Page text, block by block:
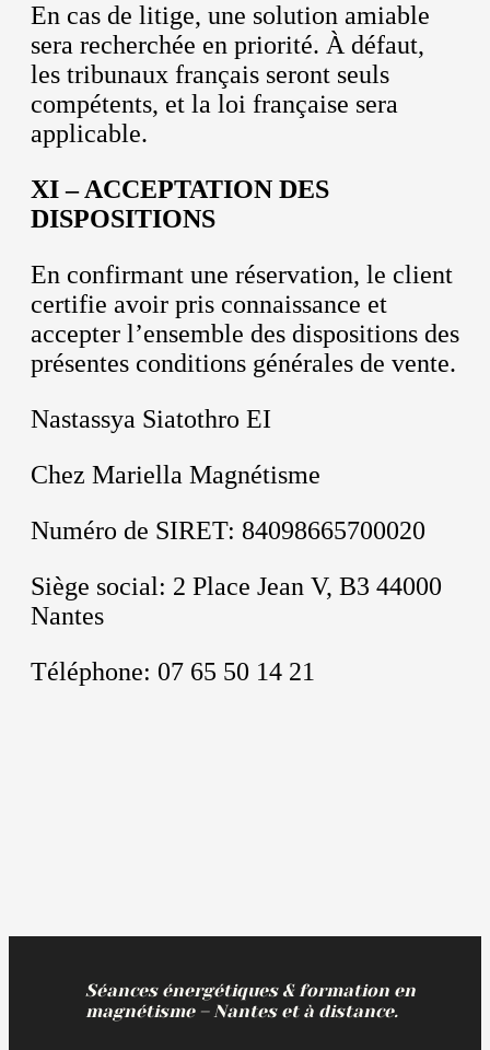
En cas de litige, une solution amiable
sera recherchée en priorité. À défaut,
les tribunaux français seront seuls
compétents, et la loi française sera
applicable.
XI – ACCEPTATION DES
DISPOSITIONS
En confirmant une réservation, le client
certifie avoir pris connaissance et
accepter l’ensemble des dispositions des
présentes conditions générales de vente.
Nastassya Siatothro EI
Chez Mariella Magnétisme
Numéro de SIRET: 84098665700020
Siège social: 2 Place Jean V, B3 44000
Nantes
Téléphone: 07 65 50 14 21
Séances énergétiques & formation en
magnétisme – Nantes et à distance.